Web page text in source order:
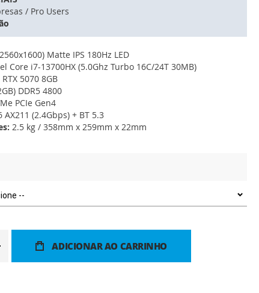
/ Pro Users
Matte IPS 180Hz LED
Core i7-13700HX (5.0Ghz Turbo 16C/24T 30MB)
5070 8GB
DDR5 4800
PCIe Gen4
AX211 (2.4Gbps) + BT 5.3
2.5 kg / 358mm x 259mm x 22mm
ADICIONAR AO CARRINHO